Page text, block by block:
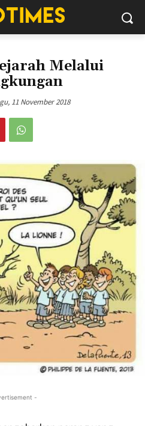
Melalui
11 November 2018
-